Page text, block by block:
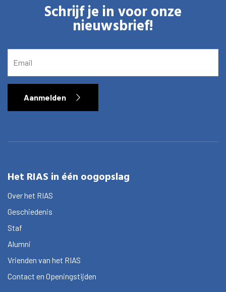
Over het RIAS
Schrijf je in voor onze
nieuwsbrief!
Aanmelden
Het RIAS in één oogopslag
Over het RIAS
Geschiedenis
Staf
Alumni
Vrienden van het RIAS
Contact en Openingstijden